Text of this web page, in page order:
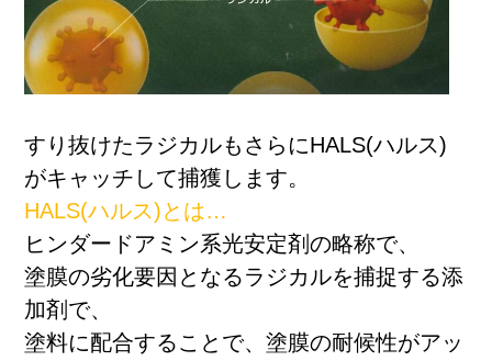
すり抜けたラジカルもさらにHALS(ハルス)
がキャッチして捕獲します。
HALS(ハルス)とは…
ヒンダードアミン系光安定剤の略称で、
塗膜の劣化要因となるラジカルを捕捉する添
加剤で、
塗料に配合することで、塗膜の耐候性がアッ